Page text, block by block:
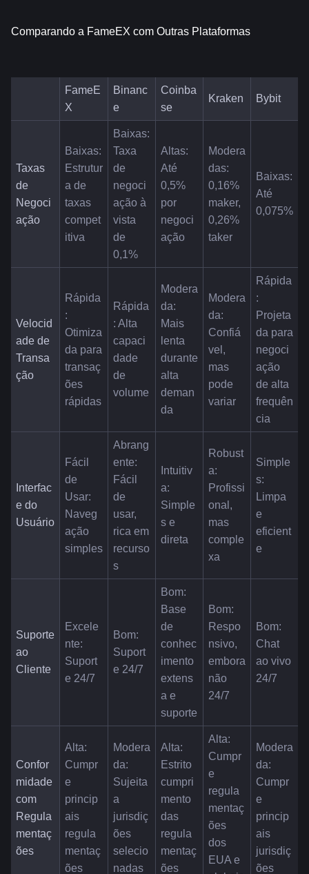
Comparando a FameEX com Outras Plataformas
FameE
X
Binanc
e
Coinba
se
Kraken Bybit
Taxas
de
Negoci
ação
Baixas:
Estrutur
a de
taxas
compet
itiva
Baixas:
Taxa
de
negoci
ação à
vista
de
0,1%
Altas:
Até
0,5%
por
negoci
ação
Modera
das:
0,16%
maker,
0,26%
taker
Baixas:
Até
0,075%
Velocid
ade de
Transa
ção
Rápida
:
Otimiza
da para
transaç
ões
rápidas
Rápida
: Alta
capaci
dade
de
volume
Modera
da:
Mais
lenta
durante
alta
deman
da
Modera
da:
Confiá
vel,
mas
pode
variar
Rápida
:
Projeta
da para
negoci
ação
de alta
frequên
cia
Interfac
e do
Usuário
Fácil
de
Usar:
Naveg
ação
simples
Abrang
ente:
Fácil
de
usar,
rica em
recurso
s
Intuitiv
a:
Simple
s e
direta
Robust
a:
Profissi
onal,
mas
comple
xa
Simple
s:
Limpa
e
eficient
e
Suporte
ao
Cliente
Excele
nte:
Suport
e 24/7
Bom:
Suport
e 24/7
Bom:
Base
de
conhec
imento
extens
a e
suporte
Bom:
Respo
nsivo,
embora
não
24/7
Bom:
Chat
ao vivo
24/7
Confor
midade
com
Regula
mentaç
ões
Alta:
Cumpr
e
princip
ais
regula
mentaç
ões
Modera
da:
Sujeita
a
jurisdiç
ões
selecio
nadas
Alta:
Estrito
cumpri
mento
das
regula
mentaç
ões
Alta:
Cumpr
e
regula
mentaç
ões
dos
EUA e
Modera
da:
Cumpr
e
princip
ais
jurisdiç
ões